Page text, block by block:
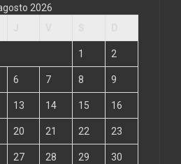
2026
1 2
6 7 8 9
13 14 15 16
20 21 22 23
27 28 29 30